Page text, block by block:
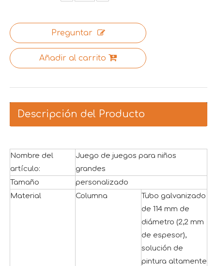
Preguntar
Añadir al carrito
Descripción del Producto
Nombre del
artículo:
Juego de juegos para niños
grandes
Tamaño
personalizado
Material
Columna
Tubo galvanizado
de 114 mm de
diámetro (2,2 mm
de espesor),
solución de
pintura altamente